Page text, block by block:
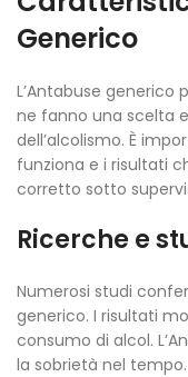
Generico
L’Antabuse
ne fanno una scelta
dell’alcolismo. È
funziona e i risultati
corretto sotto
Ricerche e
Numerosi studi
generico. I risultati
consumo di alcol.
la sobrietà nel tempo.